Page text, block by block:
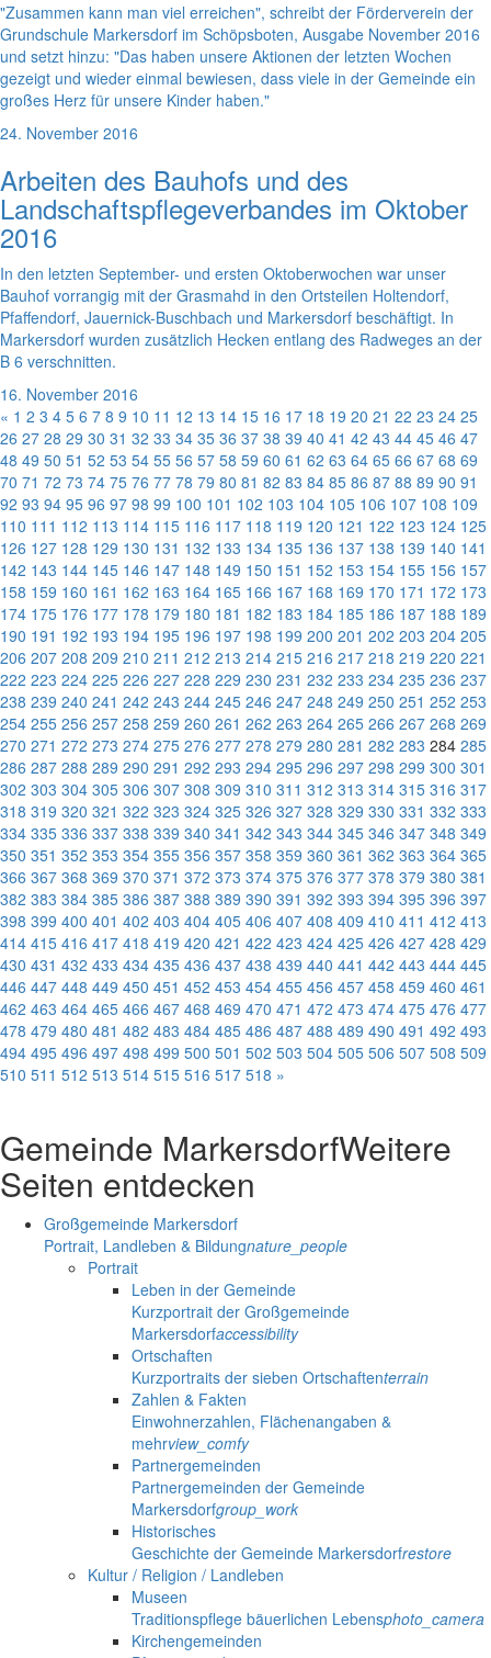
"Zusammen kann man viel erreichen", schreibt der Förderverein der
Grundschule Markersdorf im Schöpsboten, Ausgabe November 2016
und setzt hinzu: "Das haben unsere Aktionen der letzten Wochen
gezeigt und wieder einmal bewiesen, dass viele in der Gemeinde ein
großes Herz für unsere Kinder haben."
24. November 2016
Arbeiten des Bauhofs und des
Landschaftspflegeverbandes im Oktober
2016
In den letzten September- und ersten Oktoberwochen war unser
Bauhof vorrangig mit der Grasmahd in den Ortsteilen Holtendorf,
Pfaffendorf, Jauernick-Buschbach und Markersdorf beschäftigt. In
Markersdorf wurden zusätzlich Hecken entlang des Radweges an der
B 6 verschnitten.
16. November 2016
« 1 2 3 4 5 6 7 8 9 10 11 12 13 14 15 16 17 18 19 20 21 22 23 24 25
26 27 28 29 30 31 32 33 34 35 36 37 38 39 40 41 42 43 44 45 46 47
48 49 50 51 52 53 54 55 56 57 58 59 60 61 62 63 64 65 66 67 68 69
70 71 72 73 74 75 76 77 78 79 80 81 82 83 84 85 86 87 88 89 90 91
92 93 94 95 96 97 98 99 100 101 102 103 104 105 106 107 108 109
110 111 112 113 114 115 116 117 118 119 120 121 122 123 124 125
126 127 128 129 130 131 132 133 134 135 136 137 138 139 140 141
142 143 144 145 146 147 148 149 150 151 152 153 154 155 156 157
158 159 160 161 162 163 164 165 166 167 168 169 170 171 172 173
174 175 176 177 178 179 180 181 182 183 184 185 186 187 188 189
190 191 192 193 194 195 196 197 198 199 200 201 202 203 204 205
206 207 208 209 210 211 212 213 214 215 216 217 218 219 220 221
222 223 224 225 226 227 228 229 230 231 232 233 234 235 236 237
238 239 240 241 242 243 244 245 246 247 248 249 250 251 252 253
254 255 256 257 258 259 260 261 262 263 264 265 266 267 268 269
270 271 272 273 274 275 276 277 278 279 280 281 282 283 284 285
286 287 288 289 290 291 292 293 294 295 296 297 298 299 300 301
302 303 304 305 306 307 308 309 310 311 312 313 314 315 316 317
318 319 320 321 322 323 324 325 326 327 328 329 330 331 332 333
334 335 336 337 338 339 340 341 342 343 344 345 346 347 348 349
350 351 352 353 354 355 356 357 358 359 360 361 362 363 364 365
366 367 368 369 370 371 372 373 374 375 376 377 378 379 380 381
382 383 384 385 386 387 388 389 390 391 392 393 394 395 396 397
398 399 400 401 402 403 404 405 406 407 408 409 410 411 412 413
414 415 416 417 418 419 420 421 422 423 424 425 426 427 428 429
430 431 432 433 434 435 436 437 438 439 440 441 442 443 444 445
446 447 448 449 450 451 452 453 454 455 456 457 458 459 460 461
462 463 464 465 466 467 468 469 470 471 472 473 474 475 476 477
478 479 480 481 482 483 484 485 486 487 488 489 490 491 492 493
494 495 496 497 498 499 500 501 502 503 504 505 506 507 508 509
510 511 512 513 514 515 516 517 518 »
Gemeinde MarkersdorfWeitere
Seiten entdecken
Großgemeinde Markersdorf
Portrait, Landleben & Bildungnature_people
Portrait
Leben in der Gemeinde
Kurzportrait der Großgemeinde
Markersdorfaccessibility
Ortschaften
Kurzportraits der sieben Ortschaftenterrain
Zahlen & Fakten
Einwohnerzahlen, Flächenangaben &
mehrview_comfy
Partnergemeinden
Partnergemeinden der Gemeinde
Markersdorfgroup_work
Historisches
Geschichte der Gemeinde Markersdorfrestore
Kultur / Religion / Landleben
Museen
Traditionspflege bäuerlichen Lebensphoto_camera
Kirchengemeinden